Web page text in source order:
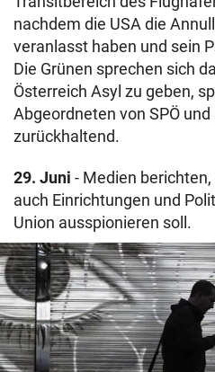
nachdem die USA die
veranlasst haben und sein
Die Grünen sprechen sich
Österreich Asyl zu geben,
Abgeordneten von SPÖ und
zurückhaltend.
29. Juni - Medien
auch Einrichtungen und
Union ausspionieren soll.